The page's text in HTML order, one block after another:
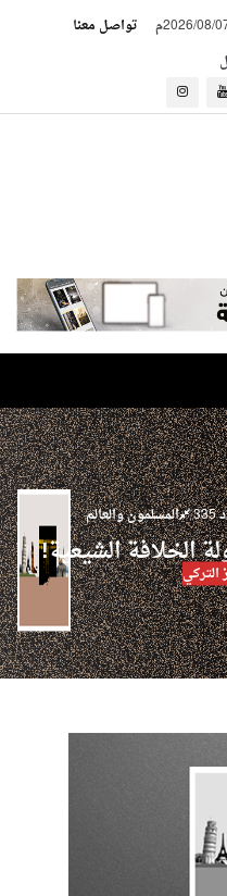
تواصل معنا
المسلمون والعالم
الخلافة الشيعية!
التركي